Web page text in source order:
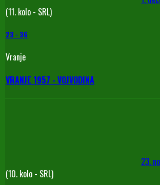
(11. kolo - SRL)
23 - 36
Vranje
VRANJE 1957 - VOJVODINA
23.
(10. kolo - SRL)